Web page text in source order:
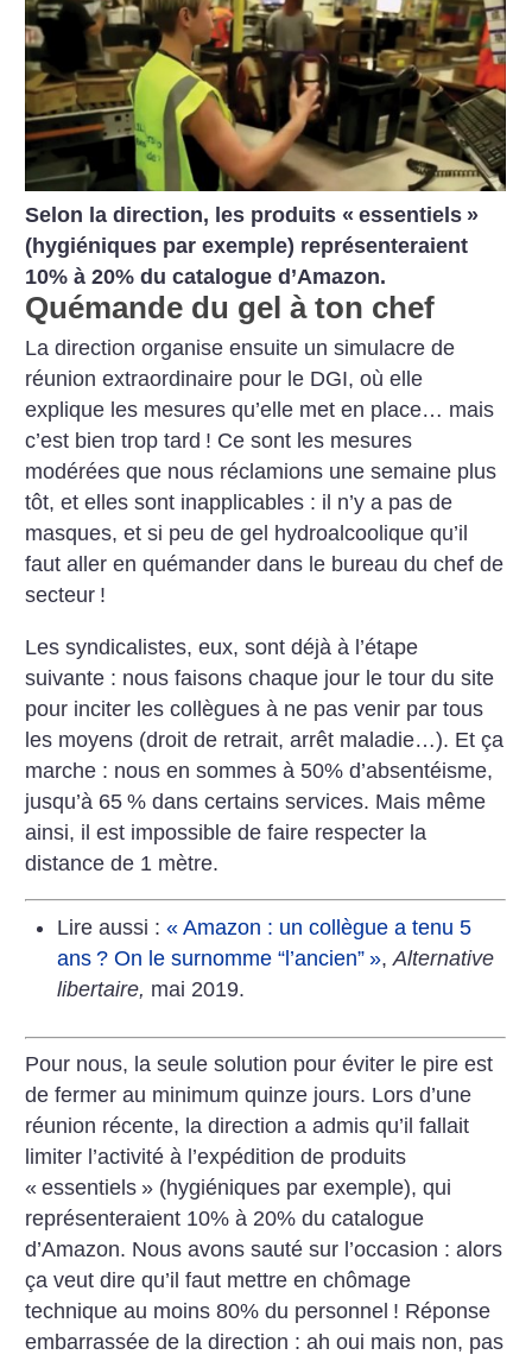
Selon la direction, les produits « essentiels »
(hygiéniques par exemple) représenteraient
10% à 20% du catalogue d’Amazon.
Quémande du gel à ton chef
La direction organise ensuite un simulacre de
réunion extraordinaire pour le DGI, où elle
explique les mesures qu’elle met en place… mais
c’est bien trop tard ! Ce sont les mesures
modérées que nous réclamions une semaine plus
tôt, et elles sont inapplicables : il n’y a pas de
masques, et si peu de gel hydroalcoolique qu’il
faut aller en quémander dans le bureau du chef de
secteur !
Les syndicalistes, eux, sont déjà à l’étape
suivante : nous faisons chaque jour le tour du site
pour inciter les collègues à ne pas venir par tous
les moyens (droit de retrait, arrêt maladie…). Et ça
marche : nous en sommes à 50% d’absentéisme,
jusqu’à 65 % dans certains services. Mais même
ainsi, il est impossible de faire respecter la
distance de 1 mètre.
Lire aussi : « Amazon : un collègue a tenu 5
ans ? On le surnomme “l’ancien” »,Alternative
libertaire, mai 2019.
Pour nous, la seule solution pour éviter le pire est
de fermer au minimum quinze jours. Lors d’une
réunion récente, la direction a admis qu’il fallait
limiter l’activité à l’expédition de produits
« essentiels » (hygiéniques par exemple), qui
représenteraient 10% à 20% du catalogue
d’Amazon. Nous avons sauté sur l’occasion : alors
ça veut dire qu’il faut mettre en chômage
technique au moins 80% du personnel ! Réponse
embarrassée de la direction : ah oui mais non, pas